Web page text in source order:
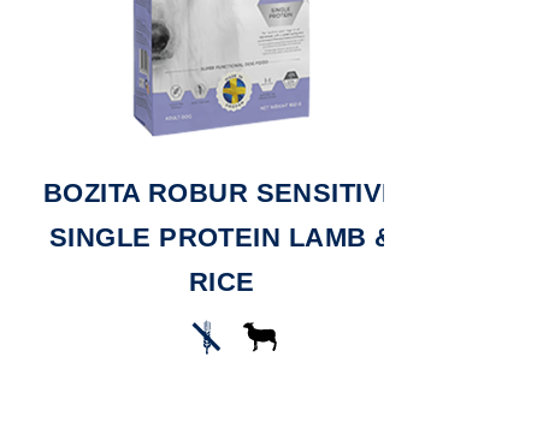
BOZITA ROBUR SENSITIVE
SINGLE PROTEIN LAMB &
RICE